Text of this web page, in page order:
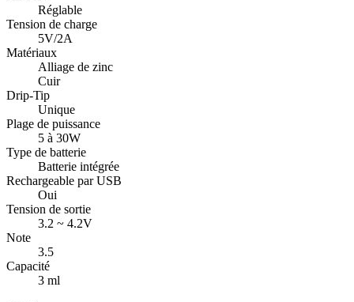
Réglable
Tension de charge
5V/2A
Matériaux
Alliage de zinc
Cuir
Drip-Tip
Unique
Plage de puissance
5 à 30W
Type de batterie
Batterie intégrée
Rechargeable par USB
Oui
Tension de sortie
3.2 ~ 4.2V
Note
3.5
Capacité
3 ml